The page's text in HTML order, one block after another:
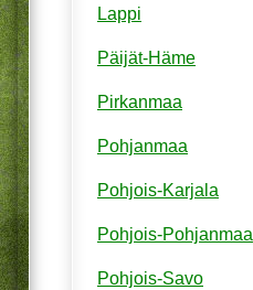
Lappi
Päijät-Häme
Pirkanmaa
Pohjanmaa
Pohjois-Karjala
Pohjois-Pohjanmaa
Pohjois-Savo